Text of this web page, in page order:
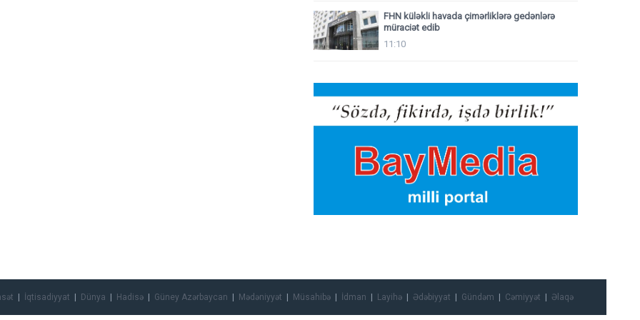
FHN küləkli havada çimərliklərə gedənlərə
müraciət edib
11:10
İqtisadiyyat Dünya Hadisə Güney Azərbaycan Mədəniyyət Müsahibə İdman Layihə Ədəbiyyat Gündəm Cəmiyyət Əlaqə